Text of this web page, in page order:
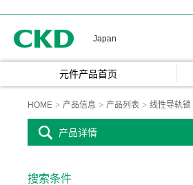
Japan
元件产品首页
HOME 产品信息 产品列表 线性导轨锁
产品详情
搜索条件